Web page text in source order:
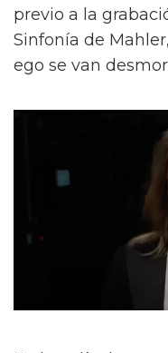
previo a la
Sinfonía de
ego se van